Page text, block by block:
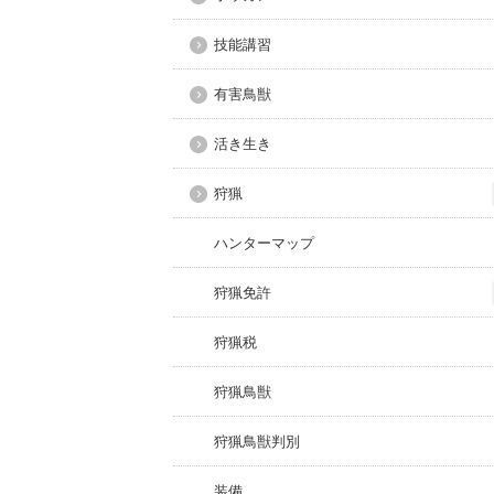
技能講習
有害鳥獣
活き生き
狩猟
ハンターマップ
狩猟免許
狩猟税
狩猟鳥獣
狩猟鳥獣判別